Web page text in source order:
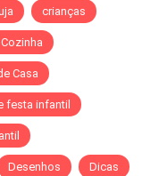
crianças
Casa
festa infantil
Desenhos Dicas